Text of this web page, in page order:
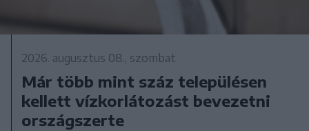
2026. augusztus 08., szombat
Már több mint száz településen
kellett vízkorlátozást bevezetni
országszerte